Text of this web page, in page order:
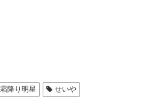
霜降り明星 せいや